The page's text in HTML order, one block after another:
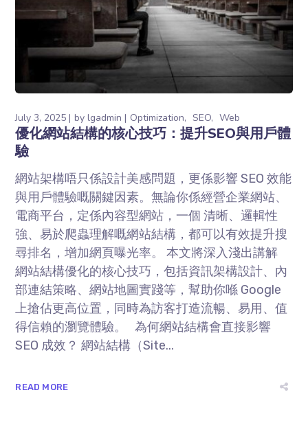
July 3, 2025 bylgadmin Optimization SEO Web
優化網站結構的核心技巧：提升SEO與用戶體
驗
網站架構唔只係設計美感問題，更係影響 SEO 效能
與用戶體驗嘅關鍵因素。無論你係經營企業網站、
電商平台，定係內容型網站，一個 清晰、邏輯性
強、易於爬蟲理解嘅網站結構，都可以有效提升搜
尋排名，增加網頁曝光率。 本文將深入淺出講解
網站結構優化的核心技巧，包括資訊架構設計、內
部連結策略、網站地圖實踐等，幫助你喺 Google
上搶佔更高位置，同時為訪客打造流暢、易用、值
得信賴的瀏覽體驗。 為何網站結構會直接影響
SEO 成效？ 網站結構（Site...
READ MORE